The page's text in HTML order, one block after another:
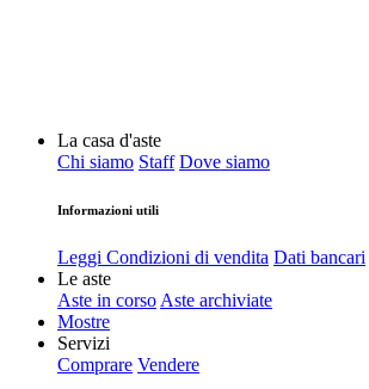
La casa d'aste
Chi siamo Staff Dove siamo
Informazioni utili
Leggi Condizioni di vendita Dati bancari
Le aste
Aste in corso Aste archiviate
Mostre
Servizi
Comprare Vendere